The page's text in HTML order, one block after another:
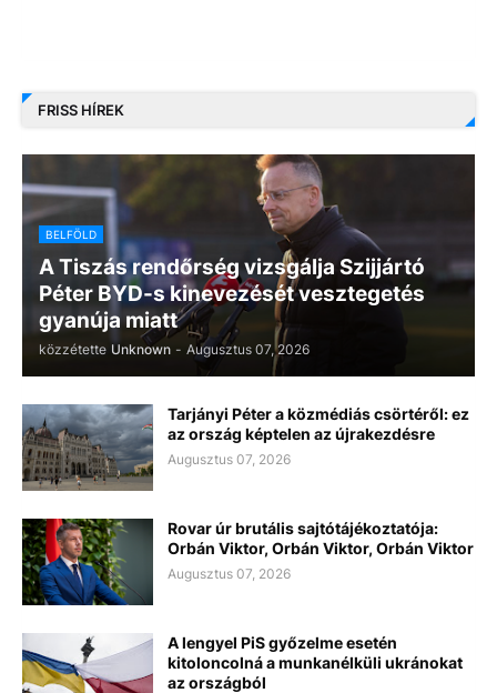
FRISS HÍREK
BELFÖLD
A Tiszás rendőrség vizsgálja Szijjártó
Péter BYD-s kinevezését vesztegetés
gyanúja miatt
közzétette Unknown - Augusztus 07, 2026
Tarjányi Péter a közmédiás csörtéről: ez
az ország képtelen az újrakezdésre
Augusztus 07, 2026
Rovar úr brutális sajtótájékoztatója:
Orbán Viktor, Orbán Viktor, Orbán Viktor
Augusztus 07, 2026
A lengyel PiS győzelme esetén
kitoloncolná a munkanélküli ukránokat
az országból